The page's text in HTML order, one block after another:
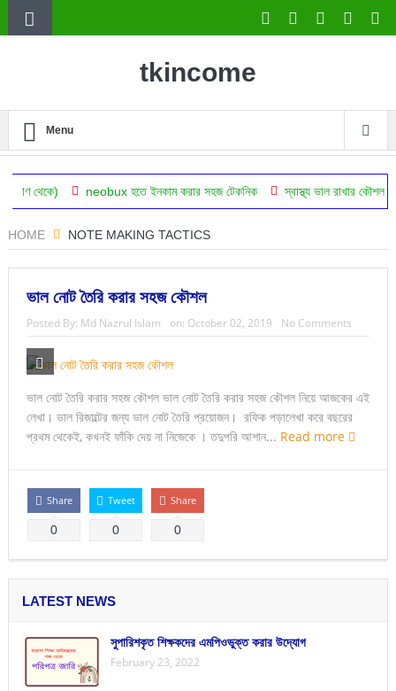
tkincome
Menu
neobux হতে ইনকাম করার সহজ টেকনিক স্বাস্থ্য ভাল রাখার কৌশল বা কোন
HOME NOTE MAKING TACTICS
ভাল নোট তৈরি করার সহজ কৌশল
Posted By: Md Nazrul Islam on: October 02, 2019 No Comments
ভাল নোট তৈরি করার সহজ কৌশল ভাল নোট তৈরি করার সহজ কৌশল নিয়ে আজকের এই
লেখা। ভাল রিজাল্টের জন্য ভাল নোট তৈরি প্রয়োজন। রফিক পড়ালেখা করে বছরের
প্রথম থেকেই, কখনই ফাঁকি দেয় না নিজেকে । তদুপরি আশান... Read more
Share
0
Tweet
0
Share
0
LATEST NEWS
সুপারিশকৃত শিক্ষকদের এমপিওভুক্ত করার উদ্যোগ
February 23, 2022